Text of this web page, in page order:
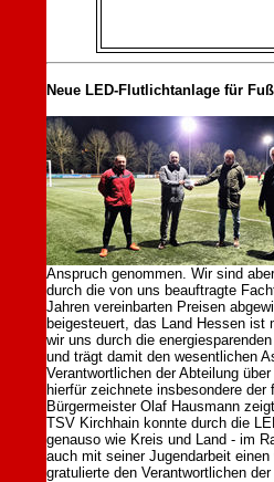
Neue LED-Flutlichtanlage für
Anspruch genommen. Wir sind
durch die von uns beauftragte
Jahren vereinbarten Preisen
beigesteuert, das Land Hessen ist
wir uns durch die
und trägt damit den wesentlichen
Verantwortlichen der Abteilung
hierfür zeichnete insbesondere
Bürgermeister Olaf Hausmann
TSV Kirchhain konnte durch die
genauso wie Kreis und Land - im
auch mit seiner Jugendarbeit
gratulierte den Verantwortlichen